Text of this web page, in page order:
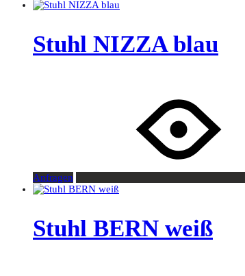
Stuhl NIZZA blau
Anfragen
Stuhl BERN weiß